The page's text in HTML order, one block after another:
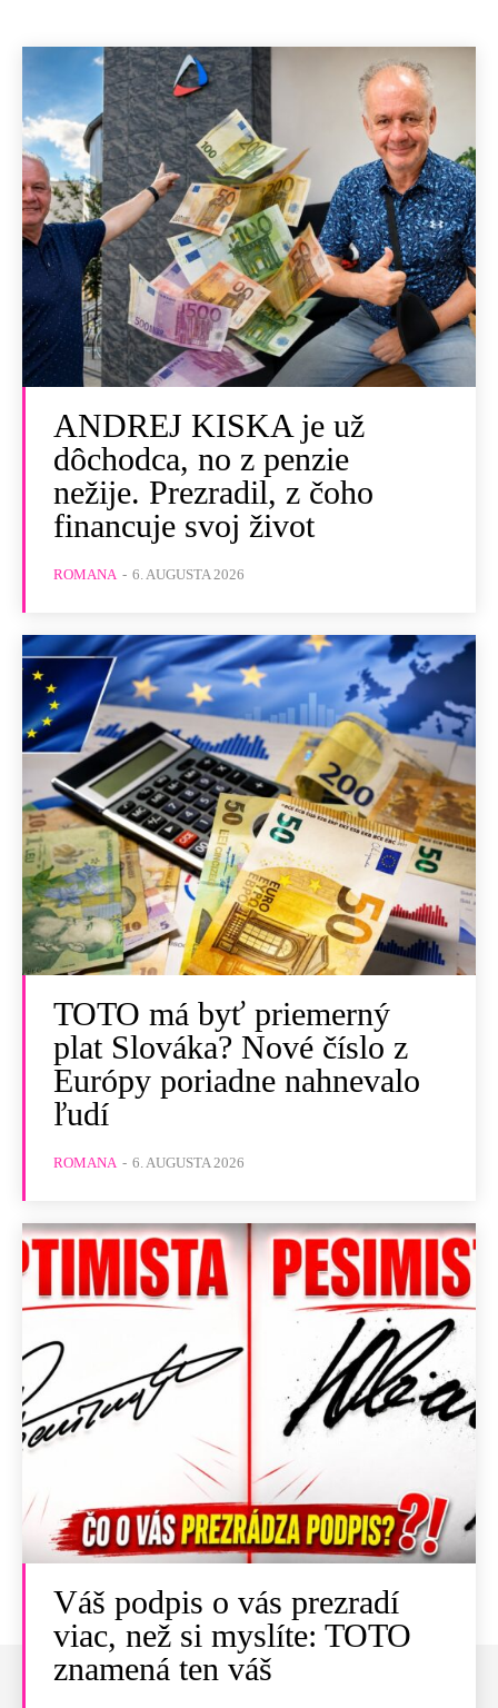
ANDREJ KISKA je už
dôchodca, no z penzie
nežije. Prezradil, z čoho
financuje svoj život
ROMANA - 6. AUGUSTA 2026
TOTO má byť priemerný
plat Slováka? Nové číslo z
Európy poriadne nahnevalo
ľudí
ROMANA - 6. AUGUSTA 2026
Váš podpis o vás prezradí
viac, než si myslíte: TOTO
znamená ten váš